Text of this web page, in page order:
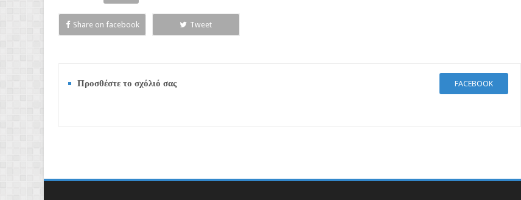
Share on facebook Tweet
Προσθέστε το σχόλιό σας FACEBOOK